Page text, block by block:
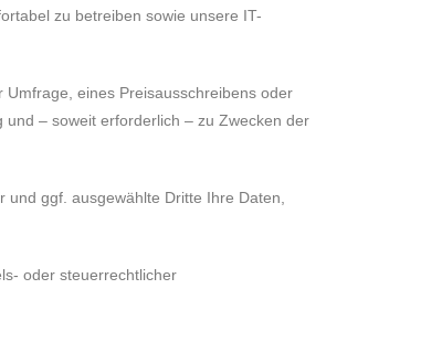
zu betreiben sowie unsere IT-
eines Preisausschreibens oder
– soweit erforderlich – zu Zwecken der
ggf. ausgewählte Dritte Ihre Daten,
oder steuerrechtlicher